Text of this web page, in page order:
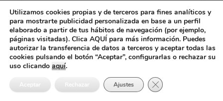
localizando en su empresa los pcc (puntos
críticos) y obtener un servicio con una correcta
seguridad alimentaria.
Entre los requisitos está el control y el análisis de
cada punto crítico, junto con el registro sanitario,
Utilizamos cookies propias y de terceros para fines analíticos y
para mostrarte publicidad personalizada en base a un perfil
elaborado a partir de tus hábitos de navegación (por ejemplo,
páginas visitadas). Clica AQUÍ para más información. Puedes
autorizar la transferencia de datos a terceros y aceptar todas las
cookies pulsando el botón “Aceptar”, configurarlas o rechazar su
uso clicando aquí.
Aceptar Rechazar Ajustes Cerrar el banner de